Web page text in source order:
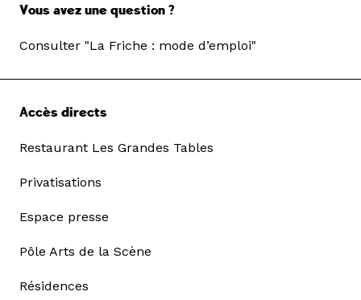
Vous avez une question ?
Consulter "La Friche : mode d’emploi"
Accès directs
Restaurant Les Grandes Tables
Privatisations
Espace presse
Pôle Arts de la Scène
Résidences